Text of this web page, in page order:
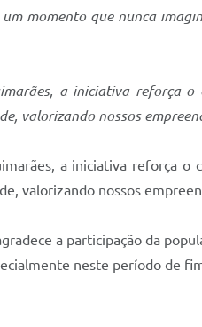
momento que nunca
a iniciativa reforça o
valorizando nossos
a iniciativa reforça o
valorizando nossos
a participação da
neste período de